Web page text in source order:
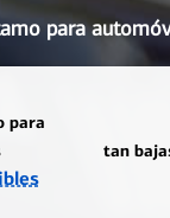
para
para
tan